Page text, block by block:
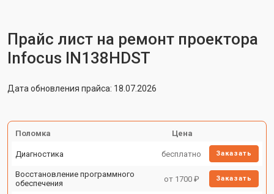
Прайс лист на ремонт проектора
Infocus IN138HDST
Дата обновления прайса: 18.07.2026
Поломка Цена
Диагностика бесплатно Заказать
Восстановление программного
обеспечения
от 1700 ₽ Заказать